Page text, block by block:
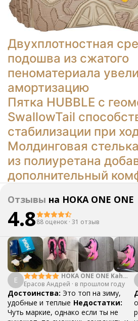
Двухплотностная
подошва из сжатого
пеноматериала
амортизацию
Пятка HUBBLE с
SwallowTail
стабилизации при
Молдинговая стелька
из полиуретана
дополнительный
Отзывы на HOKA ONE ONE
4.888 оценок · 31 отзыв
Е
HOKA ONE ONE Kaha
2 GTX
Ерасов Андрей · в прошлом году
Достоинства: Это топ на зиму,
удобные и теплые Недостатки:
Чуть маркие, однако если ты не